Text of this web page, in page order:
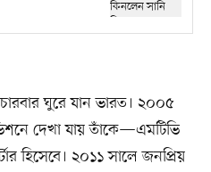
ঘুরে যান ভারত। ২০০৫
দেখা যায় তাঁকে—এমটিভি
হিসেবে। ২০১১ সালে জনপ্রিয়